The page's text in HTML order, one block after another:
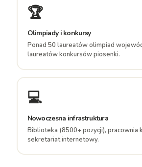
🏆
Olimpiady i konkursy
Ponad 50 laureatów olimpiad
laureatów konkursów piosenki.
💻
Nowoczesna infrastruktura
Biblioteka (8500+ pozycji), pracownia
sekretariat internetowy.